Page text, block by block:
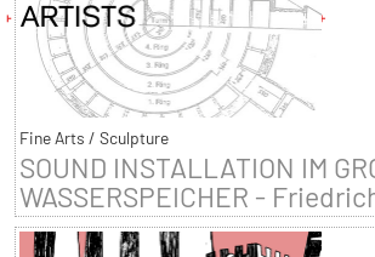
Fine Arts / Sculpture
SOUND INSTALLATION IM
WASSERSPEICHER -